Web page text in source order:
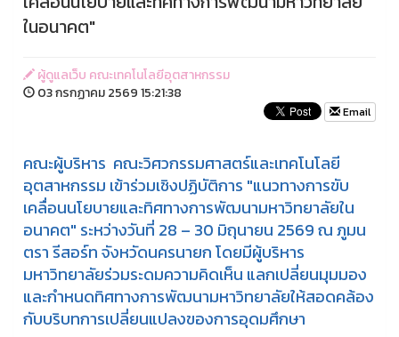
ในอนาคต"
ผู้ดูแลเว็บ คณะเทคโนโลยีอุตสาหกรรม
03 กรกฏาคม 2569 15:21:38
Email
คณะผู้บริหาร คณะวิศวกรรมศาสตร์และเทคโนโลยี
อุตสาหกรรม เข้าร่วมเชิงปฏิบัติการ "แนวทางการขับ
เคลื่อนนโยบายและทิศทางการพัฒนามหาวิทยาลัยใน
อนาคต" ระหว่างวันที่ 28 – 30 มิถุนายน 2569 ณ ภูมน
ตรา รีสอร์ท จังหวัดนครนายก โดยมีผู้บริหาร
มหาวิทยาลัยร่วมระดมความคิดเห็น แลกเปลี่ยนมุมมอง
และกำหนดทิศทางการพัฒนามหาวิทยาลัยให้สอดคล้อง
กับบริบทการเปลี่ยนแปลงของการอุดมศึกษา